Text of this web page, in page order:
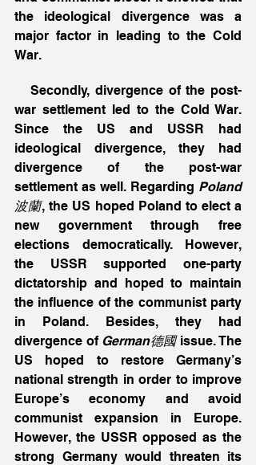
the ideological divergence was a
major factor in leading to the Cold
War.
   Secondly, divergence of the post-
war settlement led to the Cold War.
Since the US and USSR had
ideological divergence, they had
divergence of the post-war
settlement as well. Regarding Poland
波蘭, the US hoped Poland to elect a
new government through free
elections democratically. However,
the USSR supported one-party
dictatorship and hoped to maintain
the influence of the communist party
in Poland. Besides, they had
divergence of German德國 issue. The
US hoped to restore Germany’s
national strength in order to improve
Europe’s economy and avoid
communist expansion in Europe.
However, the USSR opposed as the
strong Germany would threaten its